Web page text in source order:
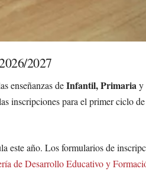
2027
enseñanzas deInfantil, Primariay
inscripciones para el primer ciclo
este año. Los formularios de
de Desarrollo Educativo y